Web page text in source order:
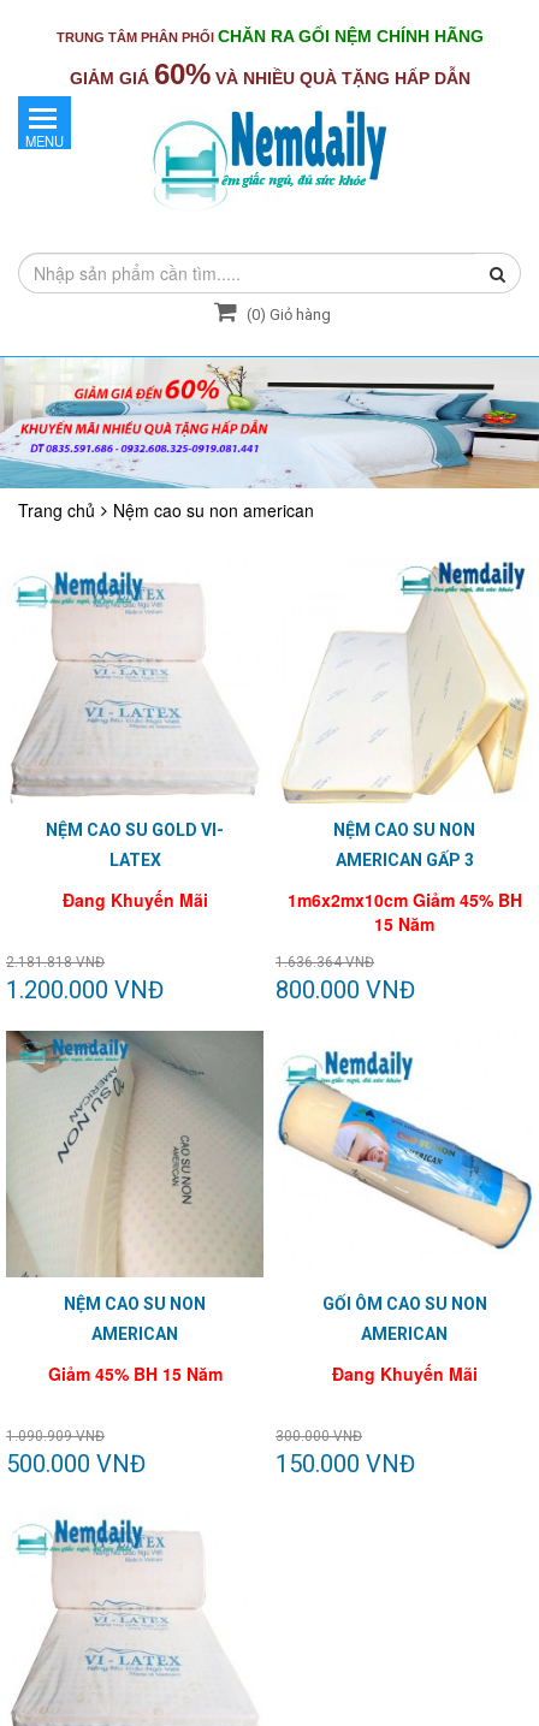
TRUNG TÂM PHÂN PHỐI CHĂN RA GỐI NỆM CHÍNH HÃNG
GIẢM GIÁ 60%VÀ NHIỀU QUÀ TẶNG HẤP DẪN
(0) Giỏ hàng
MENU
Trang chủ Nệm cao su non american
NỆM CAO SU GOLD VI-
LATEX
Đang Khuyến Mãi
2.181.818 VNĐ
1.200.000 VNĐ
NỆM CAO SU NON
AMERICAN GẤP 3
1m6x2mx10cm Giảm 45% BH
15 Năm
1.636.364 VNĐ
800.000 VNĐ
NỆM CAO SU NON
AMERICAN
Giảm 45% BH 15 Năm
1.090.909 VNĐ
500.000 VNĐ
GỐI ÔM CAO SU NON
AMERICAN
Đang Khuyến Mãi
300.000 VNĐ
150.000 VNĐ